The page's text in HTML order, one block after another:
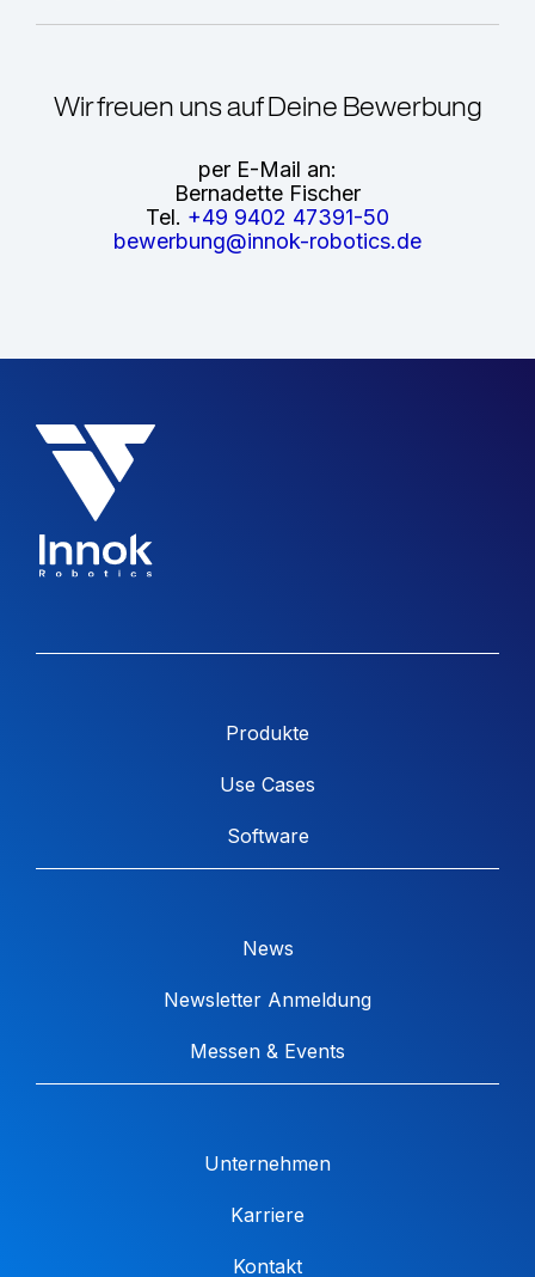
Wir freuen uns auf Deine Bewerbung
per E-Mail an:
Bernadette Fischer
Tel. +49 9402 47391-50
bewerbung@innok-robotics.de
Produkte
Use Cases
Software
News
Newsletter Anmeldung
Messen & Events
Unternehmen
Karriere
Kontakt